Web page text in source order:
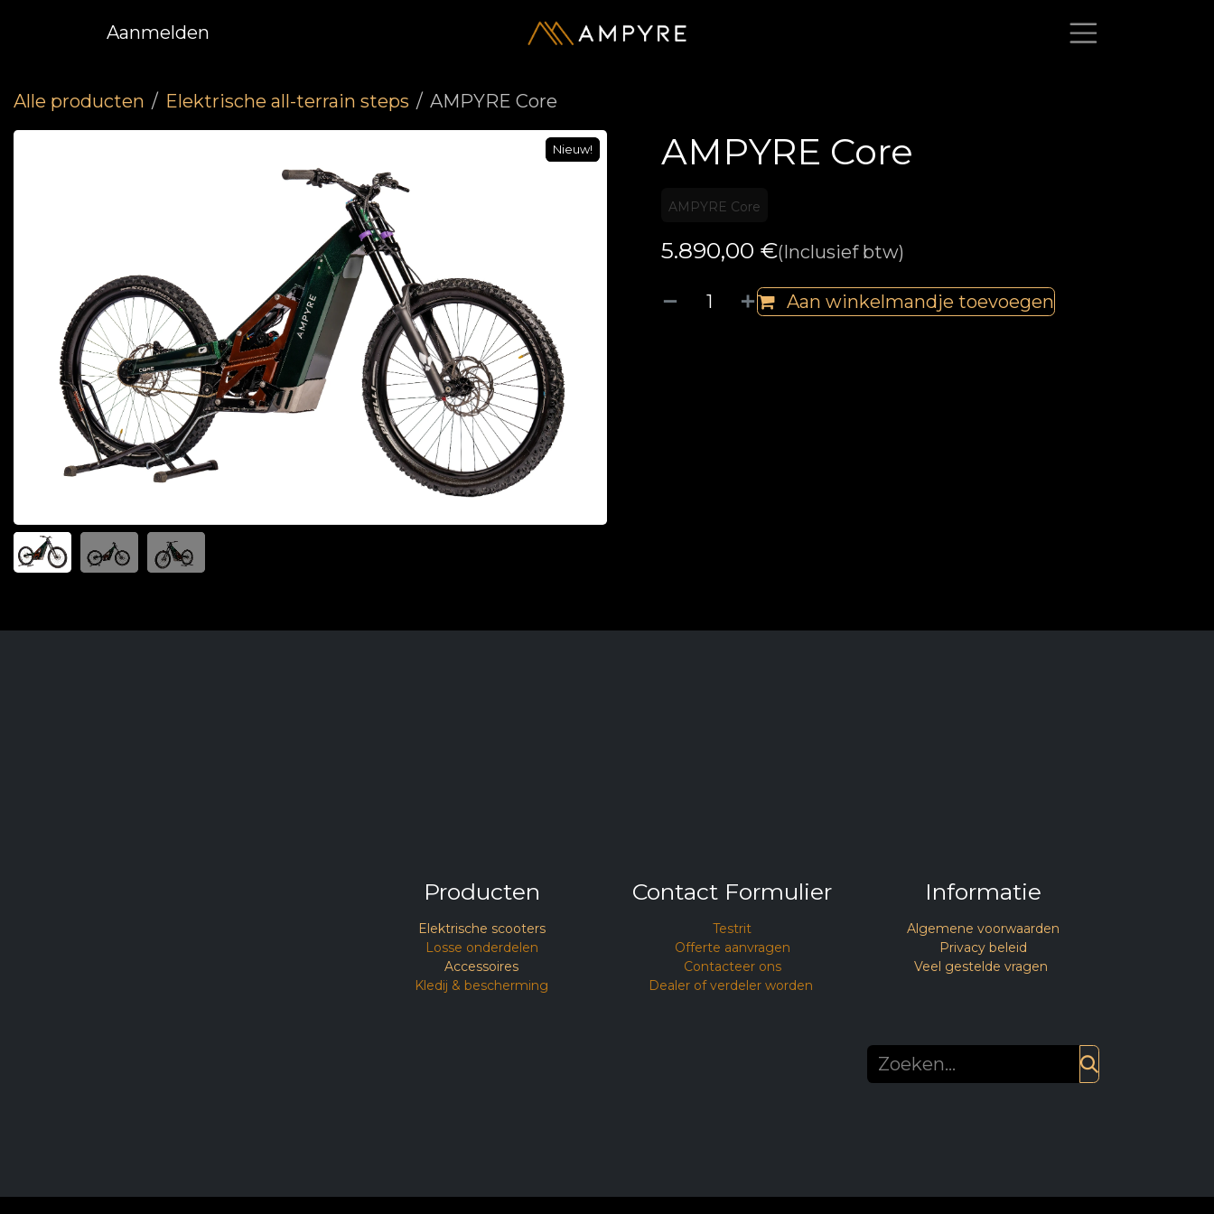
Aanmelden
Alle producten Elektrische all-terrain steps AMPYRE Core
Nieuw!
Nieuw! AMPYRE Core
AMPYRE Core
5.890,00 €(Inclusief btw)
Aan winkelmandje toevoegen
Producten
Elektrische scooters
Losse onderdelen
Accessoires
Kledij & bescherming
Contact Formulier
Testrit​
Offerte aanvragen
Contacteer ons
Dealer of verdeler worden
Informatie
Algemene voorwaarden
Privacy beleid
Veel gestelde vragen